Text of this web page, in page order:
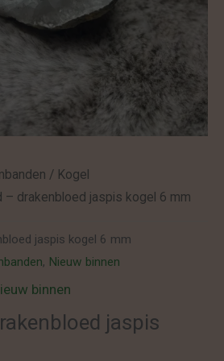
/ Kogel
– drakenbloed jaspis kogel 6 mm
jaspis kogel 6 mm
, Nieuw binnen
binnen
jaspis